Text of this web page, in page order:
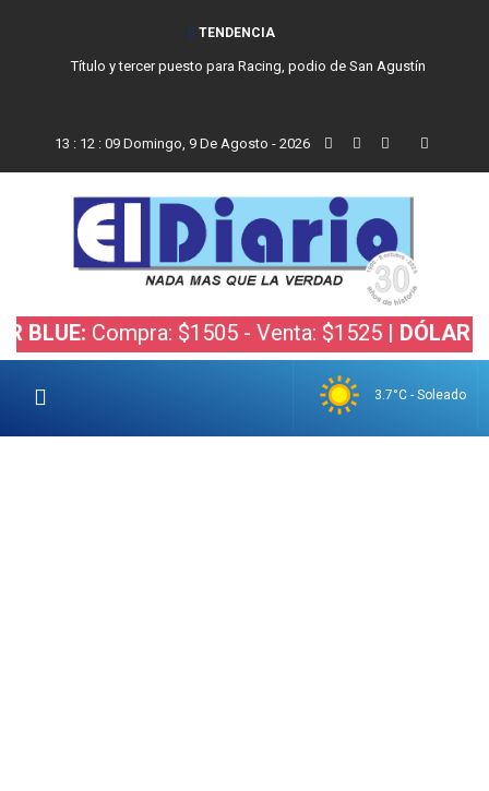
TENDENCIA
Título y tercer puesto para Racing, podio de San Agustín
13 : 12 : 10 Domingo, 9 De Agosto - 2026
Compra: $1505 - Venta: $1525 |DÓLAR BOLSA:
3.7°C - Soleado